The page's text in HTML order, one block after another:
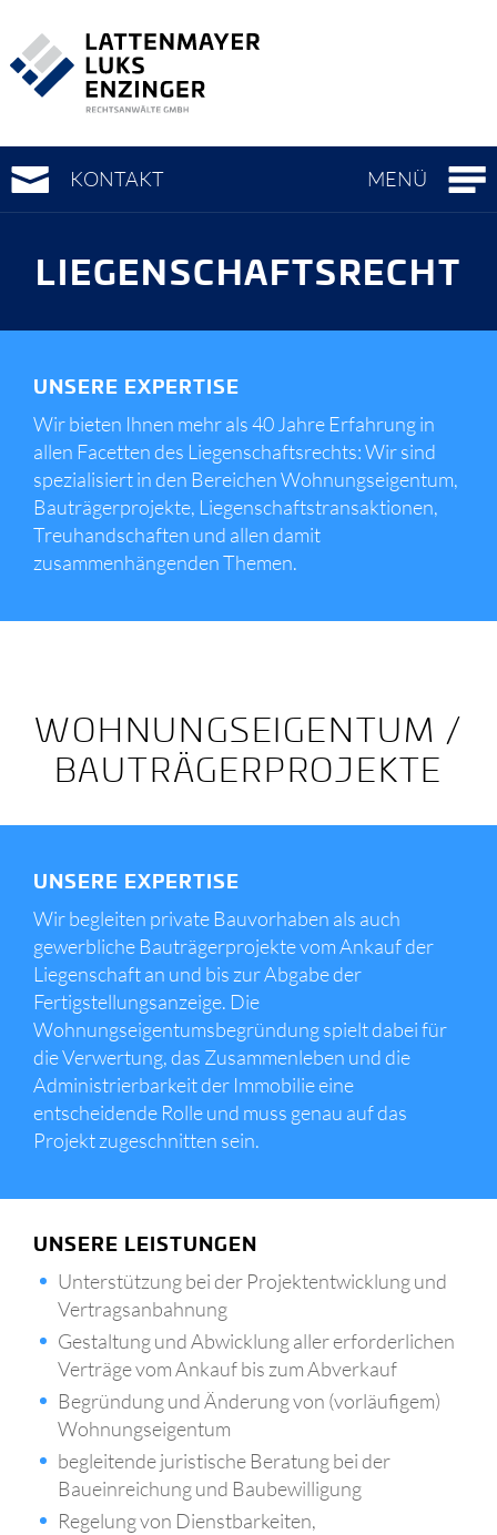
Hauptnavigation
(Accesskey
Seiteninhalt
(Accesskey
Metanavigation
(Accesskey
KONTAKT MENÜ
LIEGENSCHAFTS­RECHT
UNSERE EXPERTISE
Wir bieten Ihnen mehr als 40 Jahre Erfahrung in
allen Facetten des Liegenschaftsrechts: Wir sind
spezialisiert in den Bereichen Wohnungseigentum,
Bauträgerprojekte, Liegenschaftstransaktionen,
Treuhandschaften und allen damit
zusammenhängenden Themen.
WOHNUNGSEIGENTUM /
BAUTRÄGERPROJEKTE
UNSERE EXPERTISE
Wir begleiten private Bauvorhaben als auch
gewerbliche Bauträgerprojekte vom Ankauf der
Liegenschaft an und bis zur Abgabe der
Fertigstellungsanzeige. Die
Wohnungseigentumsbegründung spielt dabei für
die Verwertung, das Zusammenleben und die
Administrierbarkeit der Immobilie eine
entscheidende Rolle und muss genau auf das
Projekt zugeschnitten sein.
UNSERE LEISTUNGEN
Unterstützung bei der Projektentwicklung und
Vertragsanbahnung
Gestaltung und Abwicklung aller erforderlichen
Verträge vom Ankauf bis zum Abverkauf
Begründung und Änderung von (vorläufigem)
Wohnungseigentum
begleitende juristische Beratung bei der
Baueinreichung und Baubewilligung
Regelung von Dienstbarkeiten,